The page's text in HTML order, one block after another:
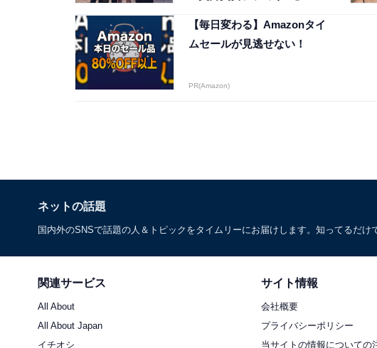
【毎日変わる】Amazonタイ
ムセールが見逃せない！
PR(Amazon)
ネットの話題
国内外のSNSで話題の人＆トピックをタイムリーにお届けします。知ってるだ
関連サービス
All About
All About Japan
イチオシ
サイト情報
会社概要
プライバシーポリシー
当サイトの情報についての